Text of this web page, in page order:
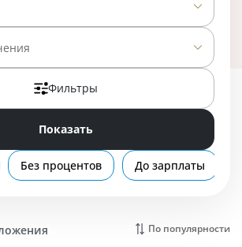
Фильтры
Показать
Без процентов До зарплаты
По популярности